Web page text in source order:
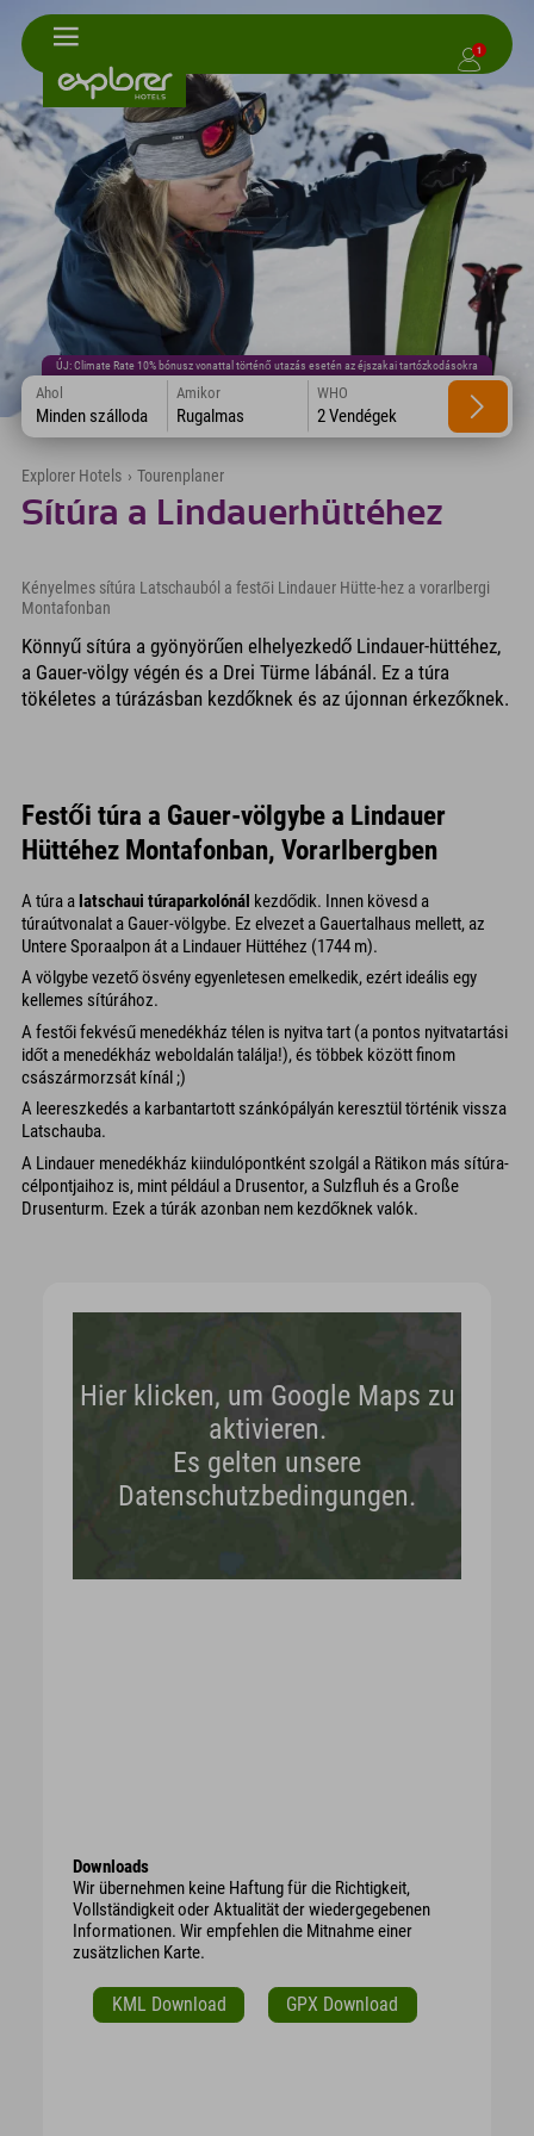
1
ÚJ: Climate Rate 10% bónusz vonattal történő utazás esetén az éjszakai tartózkodásokra
Ahol
Minden szálloda
Amikor
Rugalmas
WHO
2 Vendégek
Explorer Hotels › Tourenplaner
Sítúra a Lindauerhüttéhez
Kényelmes sítúra Latschauból a festői Lindauer Hütte-hez a vorarlbergi
Montafonban
Könnyű sítúra a gyönyörűen elhelyezkedő Lindauer-hüttéhez,
a Gauer-völgy végén és a Drei Türme lábánál. Ez a túra
tökéletes a túrázásban kezdőknek és az újonnan érkezőknek.
Festői túra a Gauer-völgybe a Lindauer
Hüttéhez Montafonban, Vorarlbergben
A túra alatschaui túraparkolónál kezdődik. Innen kövesd a
túraútvonalat a Gauer-völgybe. Ez elvezet a Gauertalhaus mellett, az
Untere Sporaalpon át a Lindauer Hüttéhez (1744 m).
A völgybe vezető ösvény egyenletesen emelkedik, ezért ideális egy
kellemes sítúrához.
A festői fekvésű menedékház télen is nyitva tart (a pontos nyitvatartási
időt a menedékház weboldalán találja!), és többek között finom
császármorzsát kínál ;)
A leereszkedés a karbantartott szánkópályán keresztül történik vissza
Latschauba.
A Lindauer menedékház kiindulópontként szolgál a Rätikon más sítúra-
célpontjaihoz is, mint például a Drusentor, a Sulzfluh és a Große
Drusenturm. Ezek a túrák azonban nem kezdőknek valók.
Hier klicken, um Google Maps zu
aktivieren.
Es gelten unsere
Datenschutzbedingungen.
Downloads
Wir übernehmen keine Haftung für die Richtigkeit,
Vollständigkeit oder Aktualität der wiedergegebenen
Informationen. Wir empfehlen die Mitnahme einer
zusätzlichen Karte.
KML Download GPX Download